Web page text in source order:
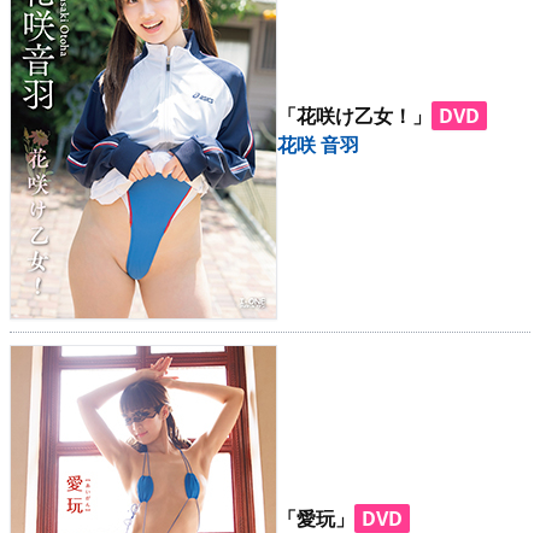
「花咲け乙女！」
DVD
花咲 音羽
「愛玩」
DVD